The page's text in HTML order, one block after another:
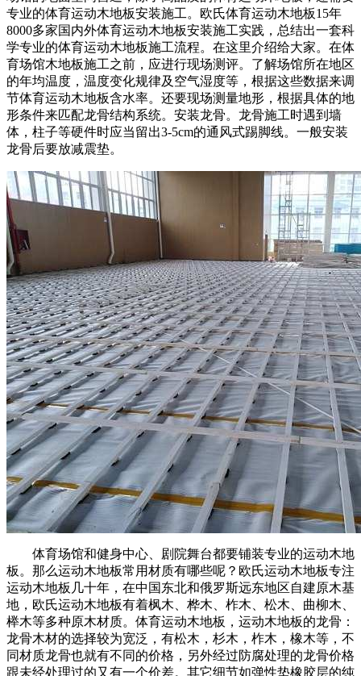
专业的体育运动木地板安装施工。欧氏体育运动木地板15年
8000多家国内外体育运动木地板安装施工实践，总结出一套科
学专业的体育运动木地板施工流程。在这里介绍给大家。在体
育场馆木地板施工之前，应进行现场测评。了解场馆所在地区
的年均温度，温度变化规律及空气湿度等，根据这些数据来调
节体育运动木地板含水率。还要现场测量地形，根据具体的地
形条件来匹配龙骨结构系统。安装龙骨。龙骨施工时遇到墙
体，柱子等硬件时应当留出3-5cm的通风式踢脚线。一般安装
龙骨后要放减震垫。
体育场馆和健身中心、剧院舞台都要铺装专业的运动木地
板。那么运动木地板常用材质有哪些呢？欧氏运动木地板专注
运动木地板几十年，在中国东北和俄罗斯远东地区自建原木基
地，欧氏运动木地板有着枫木、桦木、柞木、松木、曲柳木、
榉木等多种原木材质。体育运动木地板，运动木地板的龙骨：
龙骨木材的选择较为宽泛，有松木，杉木，柞木，橡木等，不
同材质龙骨也就有不同的价格，另外经过防腐处理的龙骨价格
跟未经处理过的又有一个价差。其它细节如弹性垫橡胶层的纯